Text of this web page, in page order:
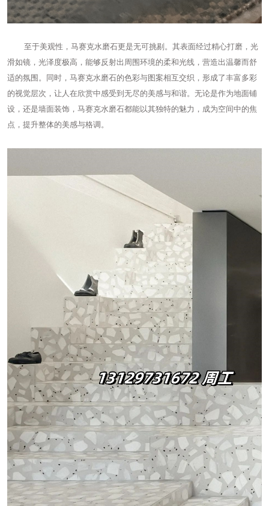
至于美观性，马赛克水磨石更是无可挑剔。其表面经过精心打磨，光
滑如镜，光泽度极高，能够反射出周围环境的柔和光线，营造出温馨而舒
适的氛围。同时，马赛克水磨石的色彩与图案相互交织，形成了丰富多彩
的视觉层次，让人在欣赏中感受到无尽的美感与和谐。无论是作为地面铺
设，还是墙面装饰，马赛克水磨石都能以其独特的魅力，成为空间中的焦
点，提升整体的美感与格调。